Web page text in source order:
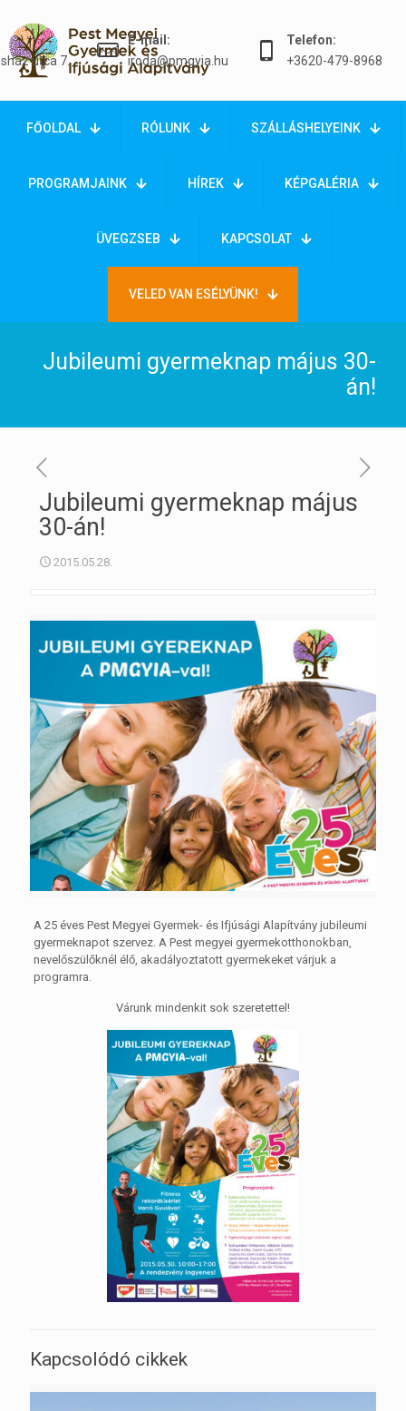
utca 7.
E-mail:
iroda@pmgyia.hu
Telefon:
+3620-479-8968
FŐOLDAL RÓLUNK SZÁLLÁSHELYEINK
PROGRAMJAINK HÍREK KÉPGALÉRIA
ÜVEGZSEB KAPCSOLAT
VELED VAN ESÉLYÜNK!
Jubileumi gyermeknap május 30-
án!
Jubileumi gyermeknap május
30-án!
2015.05.28.
A 25 éves Pest Megyei Gyermek- és Ifjúsági Alapítvány jubileumi
gyermeknapot szervez. A Pest megyei gyermekotthonokban,
nevelőszülőknél élő, akadályoztatott gyermekeket várjuk a
programra.
Várunk mindenkit sok szeretettel!
Kapcsolódó cikkek